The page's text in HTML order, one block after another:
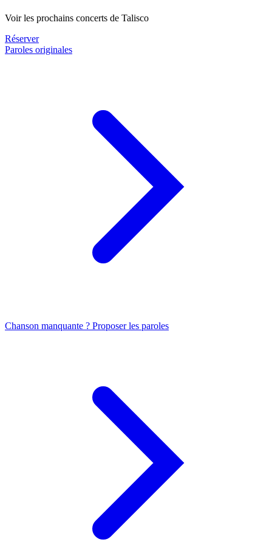
Voir les prochains concerts de Talisco
Réserver
Paroles originales
Chanson manquante ? Proposer les paroles